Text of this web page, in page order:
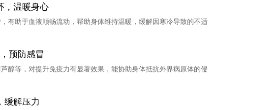
，温暖身心
有助于血液顺畅流动，帮助身体维持温暖，缓解因寒冷导致的不适
预防感冒
醇等，对提升免疫力有显著效果，能协助身体抵抗外界病原体的侵
缓解压力